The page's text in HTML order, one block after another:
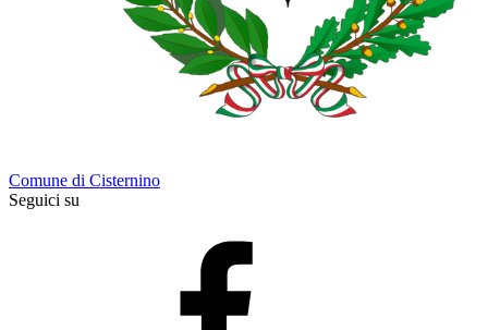
Comune di Cisternino
Seguici su